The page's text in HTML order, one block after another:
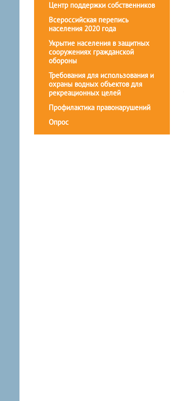
Центр поддержки собственников
Всероссийская перепись
населения 2020 года
Укрытие населения в защитных
сооружениях гражданской
обороны
Требования для использования и
охраны водных объектов для
рекреационных целей
Профилактика правонарушений
Опрос